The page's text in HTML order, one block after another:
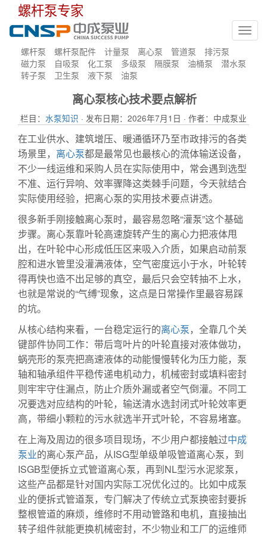
螺杆泵专家
螺杆泵 螺杆泵配件 计量泵 离心泵 管道泵
排污泵
磁力泵
自吸泵 化工泵 多级泵 隔膜泵 油桶泵
潜水泵
转子泵
卫生泵 液下泵 油泵
离心泵核心技术要点解析
栏目： 水泵知识 · 发布日期：2026年7月1日 · 作者：中成泵业
在工业供水、建筑增压、暖通循环乃至市政排污的各类
场景里， 离心泵都是最常见也最核心的流体输送设备，
不少一线运维和采购人员在实际使用中，常会遇到选型
不准、运行异响、效率骤降这类棘手问题，今天就结合
实际使用经验，把离心泵的实用技术要点讲透。
很多新手刚接触离心泵时，最容易忽略“灌泵”这个基础
步骤。离心泵靠叶轮高速旋转产生的离心力把液体甩
出，在叶轮中心形成低压区来吸入介质，如果启动前泵
腔和进水管里没灌满液体，空气密度远小于水，叶轮转
得再快也造不出足够的真空，最后只会空转抽不上水，
也就是常说的“气缚”现象，这点是日常操作里最容易踩
的坑。
从核心结构来看，一台稳定运行的离心泵，全靠几个关
键部件协同工作：带后弯叶片的叶轮直接对液体做功，
蜗壳形的泵壳把高速液体的动能慢慢转化为压力能，泵
轴和轴承组件平稳传递电机动力，机械密封或填料密封
则牢牢守住漏点，防止介质外漏或者空气倒灌。不同工
况要选对应结构的叶轮，输送清水选封闭式叶轮效率更
高，带细小颗粒的污水就选半开式叶轮，不容易堵塞。
在上海及周边的很多项目现场，不少用户都接触过中成
泵业的离心泵产品，从ISG型单级单吸管道离心泵，到
ISGB型便拆立式管道离心泵，再到NL型污水泥浆泵，
这些产品都是针对国内实际工况优化过的。比如中成泵
业的便拆式管道泵，专门解决了传统立式泵换密封要拆
整根管道的麻烦，维修时不用动管路和电机，直接抽出
转子组件就能更换机械密封，不少物业和工厂的运维师